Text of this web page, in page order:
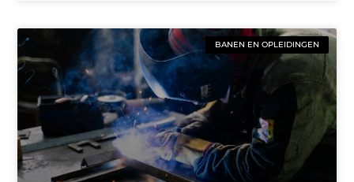
BANEN EN OPLEIDINGEN